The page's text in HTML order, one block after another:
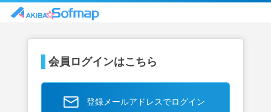
会員ログインはこちら
登録メールアドレスでログイン